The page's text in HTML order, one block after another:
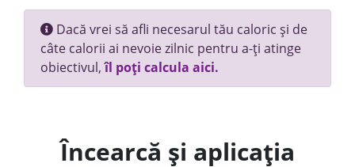
Dacă vrei să afli necesarul tău caloric și de
câte calorii ai nevoie zilnic pentru a-ți atinge
obiectivul,îl poți calcula aici.
Încearcă și aplicația